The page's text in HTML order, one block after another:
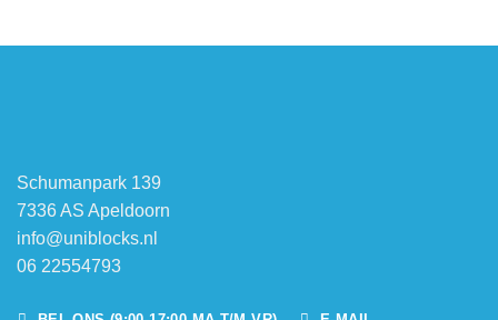
Schumanpark 139
7336 AS Apeldoorn
info@uniblocks.nl
06 22554793